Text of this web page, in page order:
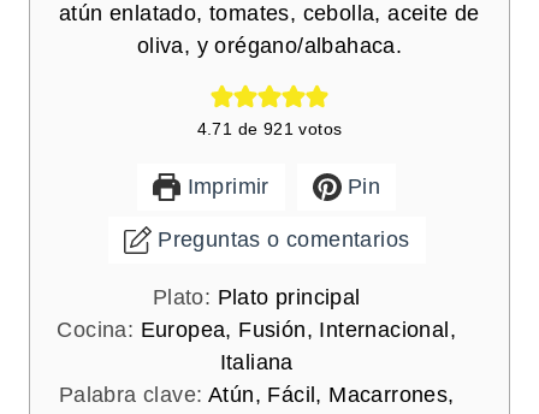
atún enlatado, tomates, cebolla, aceite de
oliva, y orégano/albahaca.
4.71 de 921 votos
Imprimir Pin
Preguntas o comentarios
Plato: Plato principal
Cocina: Europea, Fusión, Internacional,
Italiana
Palabra clave: Atún, Fácil, Macarrones,